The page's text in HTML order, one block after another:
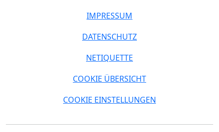
IMPRESSUM
DATENSCHUTZ
NETIQUETTE
COOKIE ÜBERSICHT
COOKIE EINSTELLUNGEN